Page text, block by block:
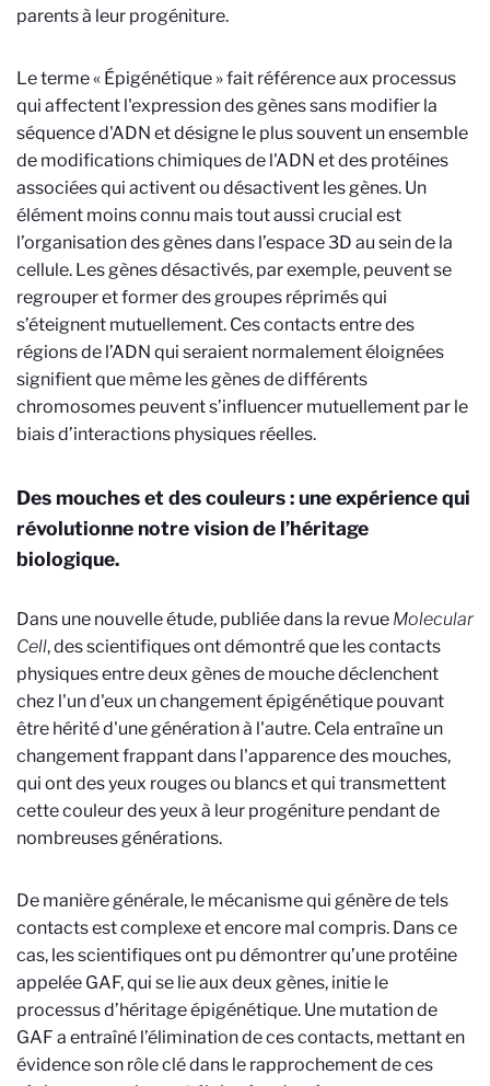
parents à leur progéniture.
Le terme « Épigénétique » fait référence aux processus
qui affectent l'expression des gènes sans modifier la
séquence d'ADN et désigne le plus souvent un ensemble
de modifications chimiques de l'ADN et des protéines
associées qui activent ou désactivent les gènes. Un
élément moins connu mais tout aussi crucial est
l’organisation des gènes dans l’espace 3D au sein de la
cellule. Les gènes désactivés, par exemple, peuvent se
regrouper et former des groupes réprimés qui
s’éteignent mutuellement. Ces contacts entre des
régions de l’ADN qui seraient normalement éloignées
signifient que même les gènes de différents
chromosomes peuvent s’influencer mutuellement par le
biais d’interactions physiques réelles.
Des mouches et des couleurs : une expérience qui
révolutionne notre vision de l’héritage
biologique.
Dans une nouvelle étude, publiée dans la revue Molecular
Cell, des scientifiques ont démontré que les contacts
physiques entre deux gènes de mouche déclenchent
chez l'un d'eux un changement épigénétique pouvant
être hérité d'une génération à l'autre. Cela entraîne un
changement frappant dans l'apparence des mouches,
qui ont des yeux rouges ou blancs et qui transmettent
cette couleur des yeux à leur progéniture pendant de
nombreuses générations.
De manière générale, le mécanisme qui génère de tels
contacts est complexe et encore mal compris. Dans ce
cas, les scientifiques ont pu démontrer qu’une protéine
appelée GAF, qui se lie aux deux gènes, initie le
processus d’héritage épigénétique. Une mutation de
GAF a entraîné l’élimination de ces contacts, mettant en
évidence son rôle clé dans le rapprochement de ces